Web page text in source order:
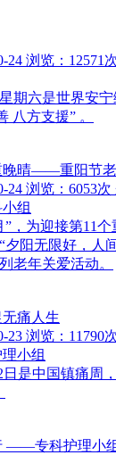
24 浏览：12571
期六是世界安
八方支援” 。
晚晴——重阳节
24 浏览：6053次
组
”，为迎接第11
夕阳无限好，人
老年关爱活动。
痛人生
23 浏览：11790
小组
日是中国镇痛周
——专科护理小